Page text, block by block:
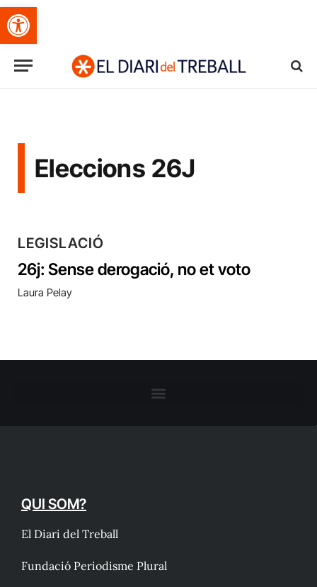
Obre la barra d'eines
Eleccions 26J
LEGISLACIÓ
26j: Sense derogació, no et voto
Laura Pelay
QUI SOM?
El Diari del Treball
Fundació Periodisme Plural